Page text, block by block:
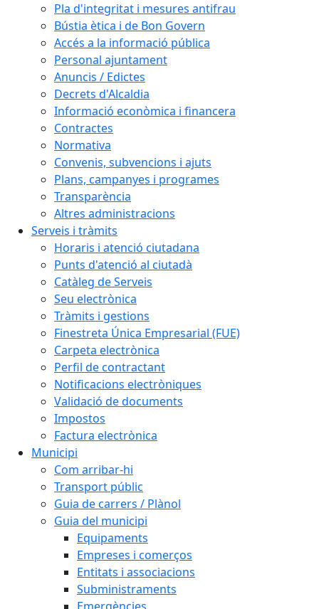
Pla d'integritat i mesures antifrau
Bústia ètica i de Bon Govern
Accés a la informació pública
Personal ajuntament
Anuncis / Edictes
Decrets d'Alcaldia
Informació econòmica i financera
Contractes
Normativa
Convenis, subvencions i ajuts
Plans, campanyes i programes
Transparència
Altres administracions
Serveis i tràmits
Horaris i atenció ciutadana
Punts d'atenció al ciutadà
Catàleg de Serveis
Seu electrònica
Tràmits i gestions
Finestreta Única Empresarial (FUE)
Carpeta electrònica
Perfil de contractant
Notificacions electròniques
Validació de documents
Impostos
Factura electrònica
Municipi
Com arribar-hi
Transport públic
Guia de carrers / Plànol
Guia del municipi
Equipaments
Empreses i comerços
Entitats i associacions
Subministraments